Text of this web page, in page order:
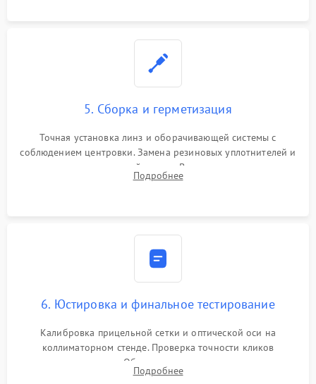
5. Сборка и герметизация
Точная установка линз и оборачивающей системы с
соблюдением центровки. Замена резиновых уплотнителей и
нанесение влагозащитной смазки. Вакуумирование корпуса
и заполнение его осушенным азотом или аргоном для
Подробнее
6. Юстировка и финальное тестирование
Калибровка прицельной сетки и оптической оси на
коллиматорном стенде. Проверка точности кликов
механизма поправок. Обязательное испытание прицела на
ударном стенде для проверки устойчивости к отдаче и
Подробнее